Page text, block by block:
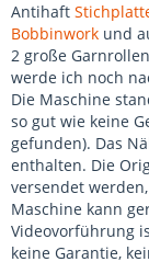
Antihaft
Bobbinwork und
2 große
werde ich noch
Die Maschine
so gut wie keine
gefunden). Das
enthalten. Die
versendet
Maschine kann
Videovorführung
keine Garantie,